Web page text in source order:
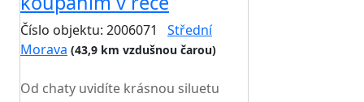
Číslo objektu: 2006071
Střední
Morava (43,9 km vzdušnou čarou)
Od chaty uvidíte krásnou siluetu